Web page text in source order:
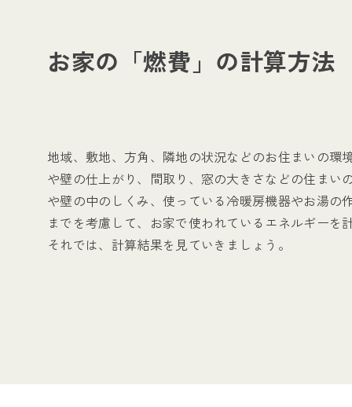
お家の「燃費」の計算方法
地域、敷地、方角、隣地の状況などのお住まいの環
や壁の仕上がり、間取り、窓の大きさなどの住まい
や壁の中のしくみ、使っている冷暖房機器やお湯の
までを考慮して、お家で使われているエネルギーを
それでは、計算結果を見ていきましょう。